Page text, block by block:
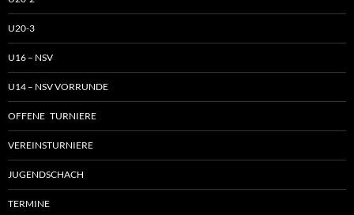
U20-3
U16 – NSV
U14 – NSV VORRUNDE
OFFENE TURNIERE
VEREINSTURNIERE
JUGENDSCHACH
TERMINE